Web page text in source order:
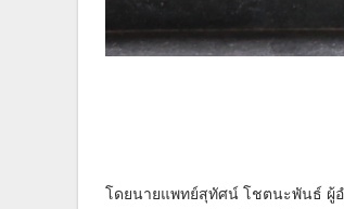
โดยนายแพทย์สุทัศน์ โชตนะพันธ์ ผู้อ